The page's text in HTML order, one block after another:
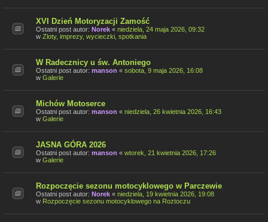
XVI Dzień Motoryzacji Zamość
Ostatni post autor: Norek « niedziela, 24 maja 2026, 09:32
w Zloty, imprezy, wycieczki, spotkania
W Radecznicy u św. Antoniego
Ostatni post autor: manson « sobota, 9 maja 2026, 16:08
w Galerie
Michów Motoserce
Ostatni post autor: manson « niedziela, 26 kwietnia 2026, 16:43
w Galerie
JASNA GÓRA 2026
Ostatni post autor: manson « wtorek, 21 kwietnia 2026, 17:26
w Galerie
Rozpoczęcie sezonu motocyklowego w Parczewie
Ostatni post autor: Norek « niedziela, 19 kwietnia 2026, 19:08
w Rozpoczęcie sezonu motocyklowego na Roztoczu